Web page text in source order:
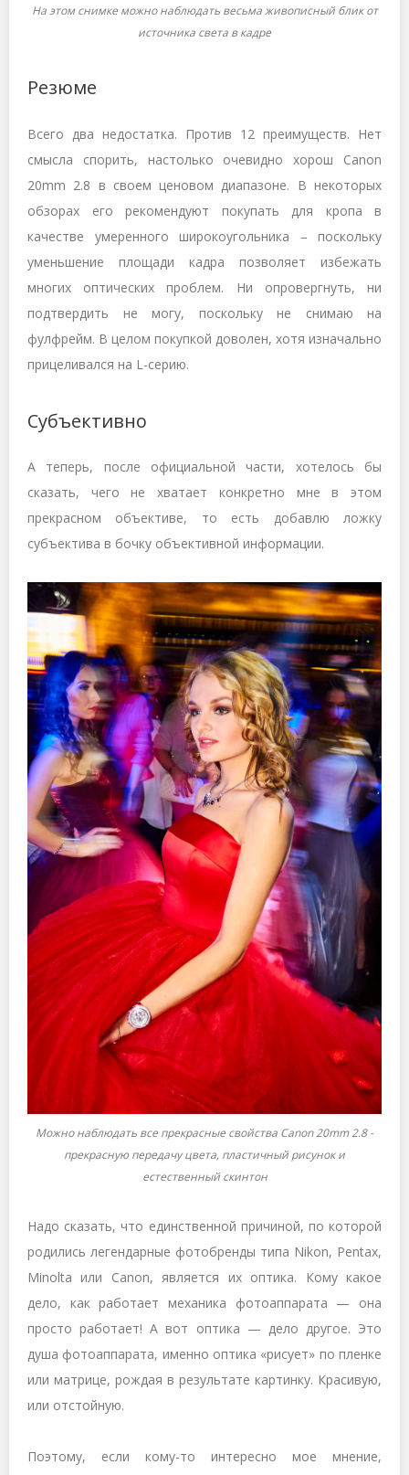
На этом снимке можно наблюдать весьма живописный блик от
источника света в кадре
Резюме
Всего два недостатка. Против 12 преимуществ. Нет
смысла спорить, настолько очевидно хорош Canon
20mm 2.8 в своем ценовом диапазоне. В некоторых
обзорах его рекомендуют покупать для кропа в
качестве умеренного широкоугольника – поскольку
уменьшение площади кадра позволяет избежать
многих оптических проблем. Ни опровергнуть, ни
подтвердить не могу, поскольку не снимаю на
фулфрейм. В целом покупкой доволен, хотя изначально
прицеливался на L-серию.
Субъективно
А теперь, после официальной части, хотелось бы
сказать, чего не хватает конкретно мне в этом
прекрасном объективе, то есть добавлю ложку
субъектива в бочку объективной информации.
Можно наблюдать все прекрасные свойства Canon 20mm 2.8 -
прекрасную передачу цвета, пластичный рисунок и
естественный скинтон
Надо сказать, что единственной причиной, по которой
родились легендарные фотобренды типа Nikon, Pentax,
Minolta или Canon, является их оптика. Кому какое
дело, как работает механика фотоаппарата — она
просто работает! А вот оптика — дело другое. Это
душа фотоаппарата, именно оптика «рисует» по пленке
или матрице, рождая в результате картинку. Красивую,
или отстойную.
Поэтому, если кому-то интересно мое мнение,